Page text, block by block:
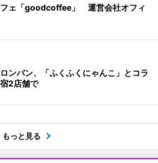
ェ「goodcoffee」 運営会社オフィ
ンバン、「ふくふくにゃんこ」とコラ
2店舗で
もっと見る